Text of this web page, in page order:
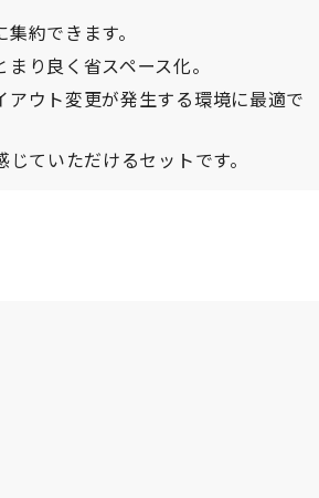
約できます。
り良く省スペース化。
アウト変更が発生する環境に最適で
ていただけるセットです。